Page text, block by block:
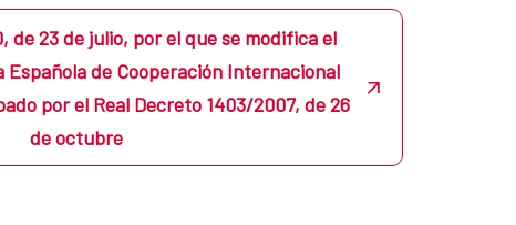
de 23 de julio, por el que se modifica el
de Cooperación Internacional
por el Real Decreto 1403/2007, de 26
de octubre